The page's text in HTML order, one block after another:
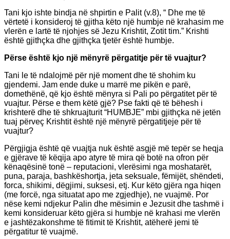
Tani kjo ishte bindja në shpirtin e Palit (v.8), “ Dhe me të
vërtetë i konsideroj të gjitha këto një humbje në krahasim me
vlerën e lartë të njohjes së Jezu Krishtit, Zotit tim.” Krishti
është gjithçka dhe gjithçka tjetër është humbje.
Përse është kjo një mënyrë përgatitje për të vuajtur?
Tani le të ndalojmë për një moment dhe të shohim ku
gjendemi. Jam ende duke u marrë me pikën e parë,
domethënë, që kjo është mënyra si Pali po përgatitet për të
vuajtur. Përse e them këtë gjë? Pse fakti që të bëhesh i
krishterë dhe të shkruajturit “HUMBJE” mbi gjithçka në jetën
tuaj përveç Krishtit është një mënyrë përgatitjeje për të
vuajtur?
Përgjigja është që vuajtja nuk është asgjë më tepër se heqja
e gjërave të këqija apo atyre të mira që botë na ofron për
kënaqësinë tonë – reputacioni, vlerësimi nga moshatarët,
puna, paraja, bashkëshortja, jeta seksuale, fëmijët, shëndeti,
forca, shikimi, dëgjimi, suksesi, etj. Kur këto gjëra nga hiqen
(me forcë, nga situatat apo me zgjedhje), ne vuajmë. Por
nëse kemi ndjekur Palin dhe mësimin e Jezusit dhe tashmë i
kemi konsideruar këto gjëra si humbje në krahasi me vlerën
e jashtëzakonshme të fitimit të Krishtit, atëherë jemi të
përgatitur të vuajmë.